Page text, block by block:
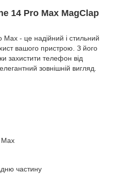
14 Pro Max MagClap
- це надійний і стильний
вашого пристрою. З його
захистити телефон від
зовнішній вигляд.
частину